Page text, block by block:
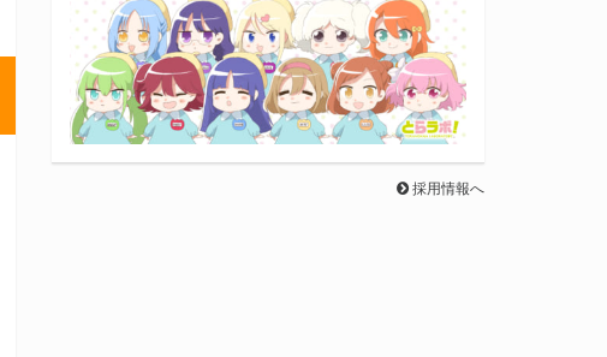
採用情報へ